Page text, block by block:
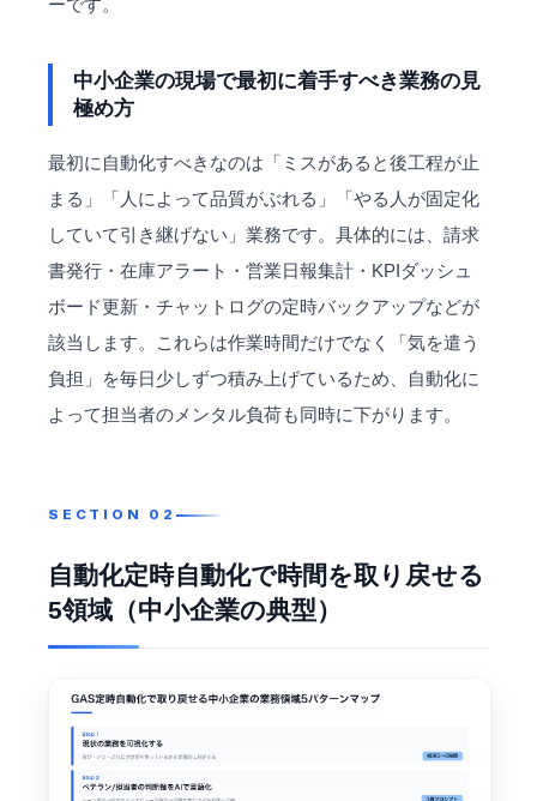
ーです。
中小企業の現場で最初に着手すべき業務の見
極め方
最初に自動化すべきなのは「ミスがあると後工程が止
まる」「人によって品質がぶれる」「やる人が固定化
していて引き継げない」業務です。具体的には、請求
書発行・在庫アラート・営業日報集計・KPIダッシュ
ボード更新・チャットログの定時バックアップなどが
該当します。これらは作業時間だけでなく「気を遣う
負担」を毎日少しずつ積み上げているため、自動化に
よって担当者のメンタル負荷も同時に下がります。
自動化定時自動化で時間を取り戻せる
5領域（中小企業の典型）